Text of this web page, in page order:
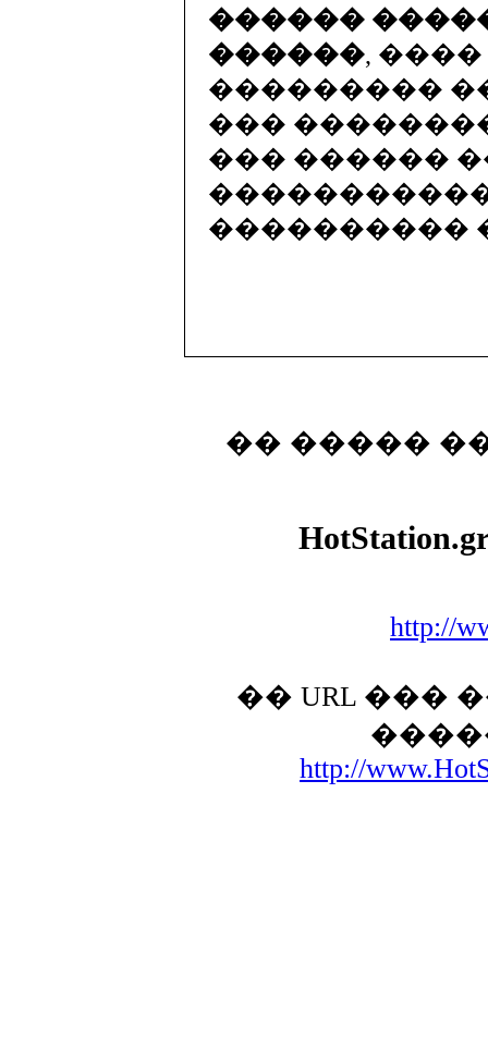
������
������,
���������
���
��� ������
����������
�� �����
http://
�� URL
http://